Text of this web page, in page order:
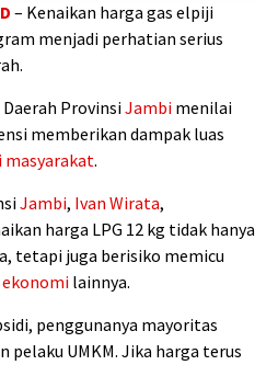
– Kenaikan harga gas elpiji
menjadi perhatian serius
ProvinsiJambi menilai
memberikan dampak luas
masyarakat.
Jambi, Ivan Wirata,
harga LPG 12 kg tidak hanya
tetapi juga berisiko memicu
ekonomi lainnya.
penggunanya mayoritas
pelaku UMKM. Jika harga terus